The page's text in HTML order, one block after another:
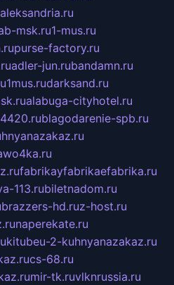
msk.ru1-mus.ru
purse-factory.ru
adler-jun.rubandamn.ru
1mus.rudarksand.ru
alabuga-cityhotel.ru
blagodarenie-spb.ru
fabrikayfabrikaefabrika.ru
113.rubiletnadom.ru
brazzers-hd.ruz-host.ru
naperekate.ru
kitubeu-2-kuhnyanazakaz.ru
cs-68.ru
mir-tk.ruvlknrussia.ru